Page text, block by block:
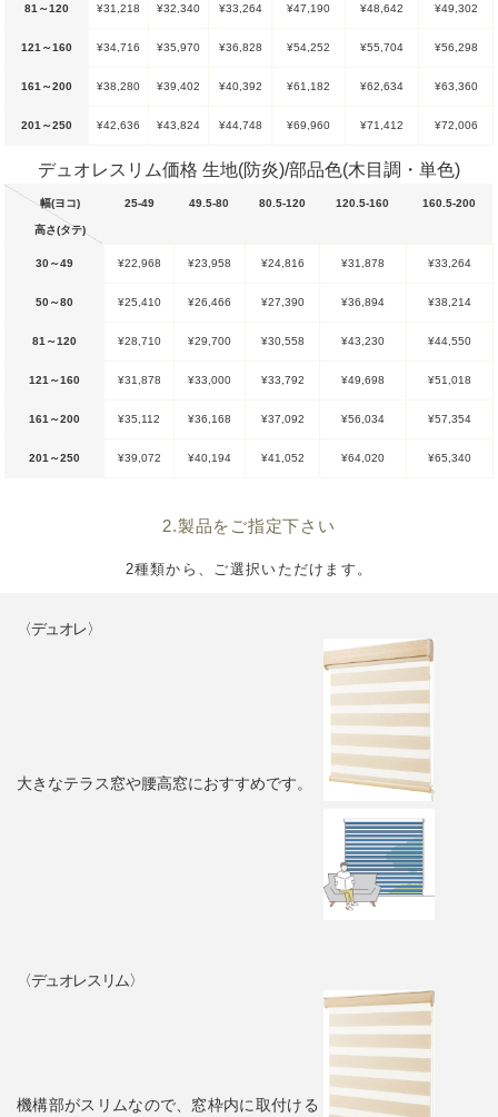
81～120 ¥31,218 ¥32,340 ¥33,264 ¥47,190 ¥48,642 ¥49,302
121～160 ¥34,716 ¥35,970 ¥36,828 ¥54,252 ¥55,704 ¥56,298
161～200 ¥38,280 ¥39,402 ¥40,392 ¥61,182 ¥62,634 ¥63,360
201～250 ¥42,636 ¥43,824 ¥44,748 ¥69,960 ¥71,412 ¥72,006
デュオレスリム価格 生地(防炎)/部品色(木目調・単色)
幅(ヨコ)
高さ(タテ)
25-49 49.5-80 80.5-120 120.5-160 160.5-200
30～49 ¥22,968 ¥23,958 ¥24,816 ¥31,878 ¥33,264
50～80 ¥25,410 ¥26,466 ¥27,390 ¥36,894 ¥38,214
81～120 ¥28,710 ¥29,700 ¥30,558 ¥43,230 ¥44,550
121～160 ¥31,878 ¥33,000 ¥33,792 ¥49,698 ¥51,018
161～200 ¥35,112 ¥36,168 ¥37,092 ¥56,034 ¥57,354
201～250 ¥39,072 ¥40,194 ¥41,052 ¥64,020 ¥65,340
2.製品をご指定下さい
2種類から、ご選択いただけます。
〈デュオレ〉
大きなテラス窓や腰高窓におすすめです。
〈デュオレスリム〉
機構部がスリムなので、窓枠内に取付ける